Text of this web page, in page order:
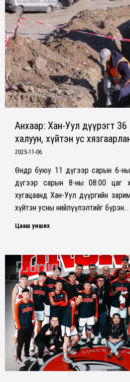
Анхаар: Хан-Уул дүүрэгт 36
халуун, хүйтэн ус
2025-11-06
Өнөөдөр буюу 11 дүгээр сарын 6-
дүгээр сарын 8-ны 08:00 цаг
хугацаанд Хан-Уул дүүргийн
хүйтэн усны нийлүүлэлтийг бүрэн…
Цааш унших